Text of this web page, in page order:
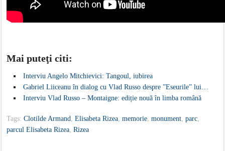
Mai puteţi citi:
Interviu Angelo Mitchievici: Tangoul, iubirea
Gabriel Liiceanu în dialog cu Vlad Russo despre ”Eseurile” lui…
Interviu Vlad Russo – Montaigne: ediție nouă în limba română
Tags:Clotilde Armand,Elisabeta Rizea,memorie,monument,parc,
parcul Elisabeta Rizea,Rizea